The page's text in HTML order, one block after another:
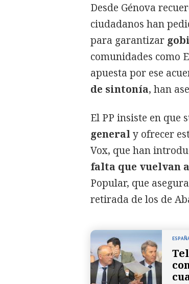
Desde Génova
ciudadanos han
para garantizar
comunidades como
apuesta por ese
de sintonía, han
El PP insiste en que
general y ofrecer
Vox, que han
falta que vuelvan
Popular, que
retirada de los de